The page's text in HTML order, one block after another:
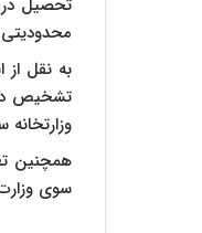
تحصیل در
به نقل از
همچنین
سوی